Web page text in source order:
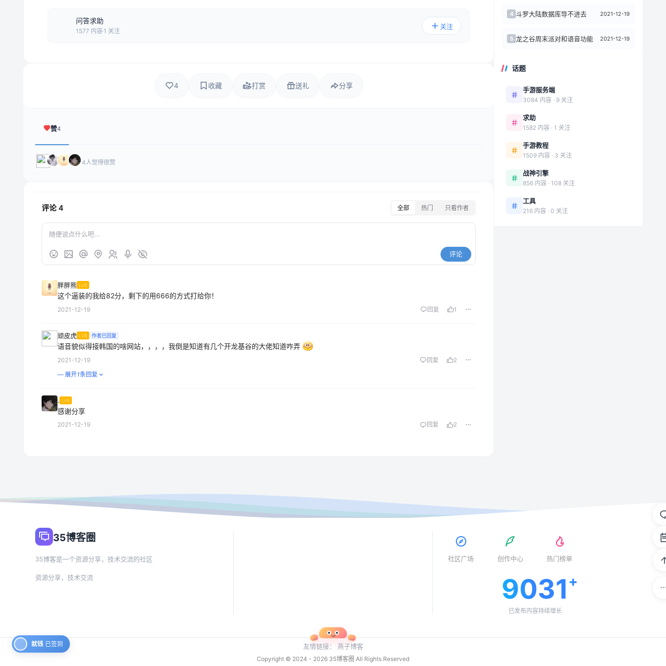
问答求助
1577 内容 1 关注
关注
4 收藏 打赏 送礼 分享
赞4
4人觉得很赞
评论4 全部 热门 只看作者
评论
胖胖熊 LV8
这个逼装的我给82分，剩下的用666的方式打给你！
2021-12-19 回复 1
顽皮虎 LV8 作者已回复
语音貌似得接韩国的啥网站，，，，我倒是知道有几个开龙基谷的大佬知道咋弄
2021-12-19 回复
2
— 展开1条回复
. LV6
感谢分享
2021-12-19 回复 2
4 斗罗大陆数据库导不进去 2021-12-19
5 龙之谷周末派对和语音功能 2021-12-19
话题
手游服务端
3084 内容 · 9 关注
求助
1582 内容 · 1 关注
手游教程
1509 内容 · 3 关注
战神引擎
856 内容 · 108 关注
工具
216 内容 · 0 关注
就钱 已签到
35博客圈
35博客是一个资源分享，技术交流的社区
资源分享，技术交流
社区广场 创作中心 热门榜单
9031
已发布内容持续增长
友情链接： 燕子博客
Copyright © 2024 - 2026 35博客圈 All Rights Reserved